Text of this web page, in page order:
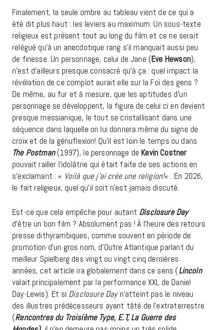
Finalement, la seule ombre au tableau vient de ce qui a
été dit plus haut : les leviers au maximum. Un sous-texte
religieux est présent tout au long du film et ce ne serait
relégué qu’à un anecdotique rang s’il manquait aussi peu
de finesse. Un personnage, celui de Jane (Eve Hewson),
n’est d’ailleurs presque consacré qu’à ça : quel impact la
révélation de ce complot aurait elle sur la Foi des gens ?
De même, au fur et à mesure, que les aptitudes d’un
personnage se développent, la figure de celui ci en devient
presque messianique, le tout se cristallisant dans une
séquence dans laquelle on lui donnera même du signe de
croix et de la génuflexion! Qu’il est loin le temps ou dans
The Postman(1997), le personnage de Kevin Costner
pouvait railler l’idolâtrie qui était faite de ses actions en
s’exclamant : « Voilà que j’ai crée une religion!« . En 2026,
le fait religieux, quel qu’il soit n’est jamais discuté.
Est-ce que cela empêche pour autant Disclosure Day
d’être un bon film ? Absolument pas ! À l’heure des retours
presse dithyrambiques, comme souvent en période de
promotion d’un gros nom, d’Outre Atlantique parlant du
meilleur Spielberg des vingt ou vingt cinq dernières
années, cet article ira globalement dans ce sens (Lincoln
valait principalement par la performance XXL de Daniel
Day-Lewis). Et si Disclosure Dayn’atteint pas le niveau
des illustres prédécesseurs ayant tâté de l’extraterrestre
(Rencontres du Troisième Type, E.T, La Guerre des